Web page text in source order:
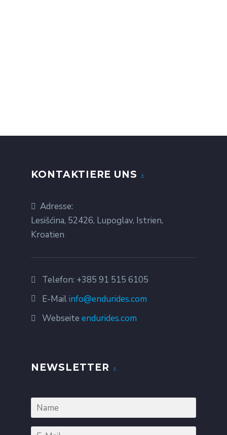
KONTAKTIERE UNS
Adresse:
Lesišćina, 52426, Lupoglav, Istrien,
Kroatien
Telefon: +385 91 515 6105
E-Mailinfo@endurides.com
Webseite endurides.com
NEWSLETTER